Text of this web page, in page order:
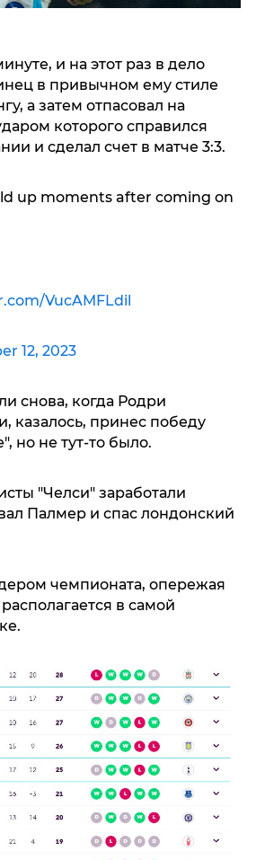
и на этот раз в дело
в привычном ему стиле
а затем отпасовал на
которого справился
и сделал счет в матче 3:3.
up moments after coming on
VucAMFLdil
12, 2023
снова, когда Родри
казалось, принес победу
но не тут-то было.
"Челси" заработали
Палмер и спас лондонский
чемпионата, опережая
в самой